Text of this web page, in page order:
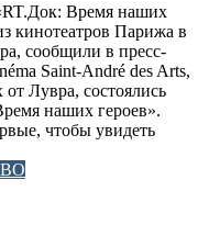
Время наших
кинотеатров Парижа в
сообщили в пресс-
Saint-André des Arts,
от Лувра, состоялись
наших героев».
чтобы увидеть